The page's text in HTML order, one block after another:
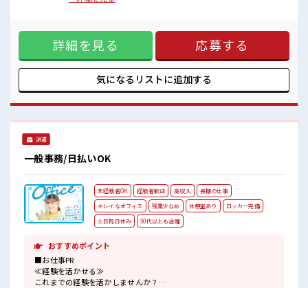
職場にはロッカー完備！
私物の置きすぎには注意が必要ですね★
残業はほとんどありません！
≪完全週休二日制≫ 週末は家族や友人と一緒にプライベート
満喫！ ≪ラクラク制服アリ≫ 制服があるので、 毎日の服装の
悩み解消♪ ≪自分に向いている仕事が探せる≫ 困った事など
があれば、 担当がしっかりサポートします！ ■職場の雰囲気
≪20代の方が多数活躍中の職場≫ 休憩室でホッと一息リフレ
ッシュ！ 職場にはロッカー完備！ 私物の置きすぎには注意が
詳細を見る 応募する
気になるリストに追加する
派遣
一般事務/日払いOK
未経験者OK 経験者歓迎 高収入
長期の仕事
キレイなオフィス
残業少なめ 休憩室あり
ロッカー完備
土日祝日休み
50代以上も活躍
おすすめポイント
■お仕事PR
≪経験を活かせる≫
これまでの経験を活かしませんか？